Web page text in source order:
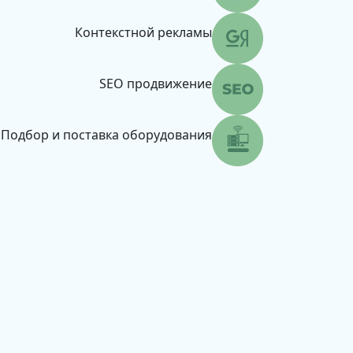
Контекстной рекламы
SEO продвижение
Подбор и поставка оборудования